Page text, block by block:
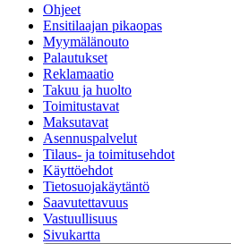
Ohjeet
Ensitilaajan pikaopas
Myymälänouto
Palautukset
Reklamaatio
Takuu ja huolto
Toimitustavat
Maksutavat
Asennuspalvelut
Tilaus- ja toimitusehdot
Käyttöehdot
Tietosuojakäytäntö
Saavutettavuus
Vastuullisuus
Sivukartta